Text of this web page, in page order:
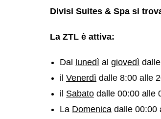
Divisi Suites & Spa si
La ZTL è attiva:
Dal lunedì al giovedì
il Venerdì dalle 8:00 alle
il Sabato dalle 00:00 alle
La Domenica dalle 00:00